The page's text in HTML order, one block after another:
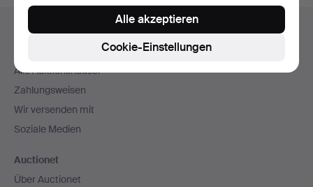
Navigation
Hilfe und Kontakt
Kontakt mit dem Support aufnehmen
Alle Auktionshäuser
Zahlungsweisen
Wir versenden mit
Soziale Medien
Auctionet
Über Auctionet
Cookie-Einstellungen
Alle akzeptieren